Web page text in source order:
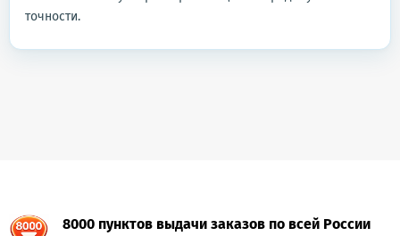
точности.
8000 пунктов выдачи заказов по всей России